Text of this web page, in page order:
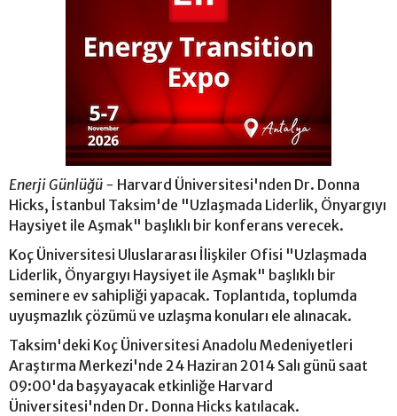
Enerji Günlüğü - Harvard Üniversitesi'nden Dr. Donna
Hicks, İstanbul Taksim'de "Uzlaşmada Liderlik, Önyargıyı
Haysiyet ile Aşmak" başlıklı bir konferans verecek.
Koç Üniversitesi Uluslararası İlişkiler Ofisi "Uzlaşmada
Liderlik, Önyargıyı Haysiyet ile Aşmak" başlıklı bir
seminere ev sahipliği yapacak. Toplantıda, toplumda
uyuşmazlık çözümü ve uzlaşma konuları ele alınacak.
Taksim'deki Koç Üniversitesi Anadolu Medeniyetleri
Araştırma Merkezi'nde 24 Haziran 2014 Salı günü saat
09:00'da başyayacak etkinliğe Harvard
Üniversitesi'nden Dr. Donna Hicks katılacak.